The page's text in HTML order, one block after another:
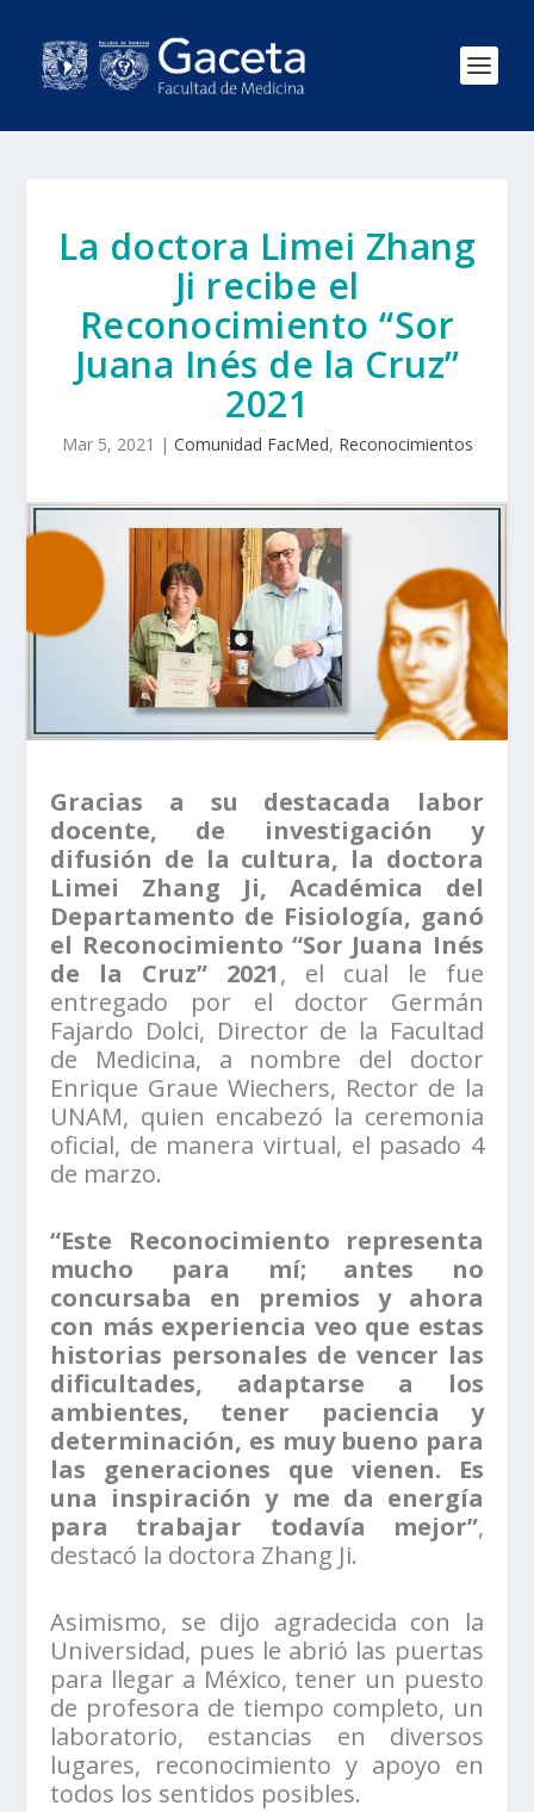
La doctora Limei Zhang
Ji recibe el
Reconocimiento “Sor
Juana Inés de la Cruz”
2021
Mar 5, 2021 | Comunidad FacMed, Reconocimientos
Gracias a su destacada labor
docente, de investigación y
difusión de la cultura, la doctora
Limei Zhang Ji, Académica del
Departamento de Fisiología, ganó
el Reconocimiento “Sor Juana Inés
de la Cruz” 2021, el cual le fue
entregado por el doctor Germán
Fajardo Dolci, Director de la Facultad
de Medicina, a nombre del doctor
Enrique Graue Wiechers, Rector de la
UNAM, quien encabezó la ceremonia
oficial, de manera virtual, el pasado 4
de marzo.
“Este Reconocimiento representa
mucho para mí; antes no
concursaba en premios y ahora
con más experiencia veo que estas
historias personales de vencer las
dificultades, adaptarse a los
ambientes, tener paciencia y
determinación, es muy bueno para
las generaciones que vienen. Es
una inspiración y me da energía
para trabajar todavía mejor”,
destacó la doctora Zhang Ji.
Asimismo, se dijo agradecida con la
Universidad, pues le abrió las puertas
para llegar a México, tener un puesto
de profesora de tiempo completo, un
laboratorio, estancias en diversos
lugares, reconocimiento y apoyo en
todos los sentidos posibles.